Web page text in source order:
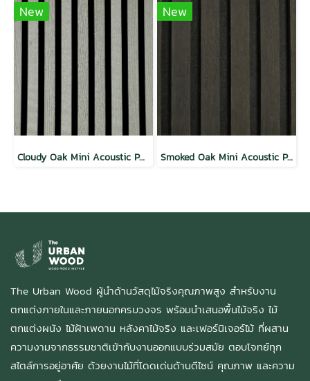
New
Cloudy Oak Mini Acoustic Panel Slat Wall
New
Smoked Oak Mini Acoustic Panel Wall Natural Wood
The Urban Wood ผู้นำด้านวัสดุไม้จริงคุณภาพสูง สำหรับงาน
ตกแต่งภายในและภายนอกครบวงจร พร้อมนำเสนอพื้นไม้จริง ไม้
ตกแต่งผนัง ไม้ฝ้าเพดาน หลังคาไม้จริง และเฟอร์นิเจอร์ไม้ ที่ผสาน
ความงามจากธรรมชาติเข้ากับงานออกแบบร่วมสมัย ตอบโจทย์ทุก
สไตล์การอยู่อาศัย ด้วยงานไม้ที่โดดเด่นด้านดีไซน์ คุณภาพ และความ